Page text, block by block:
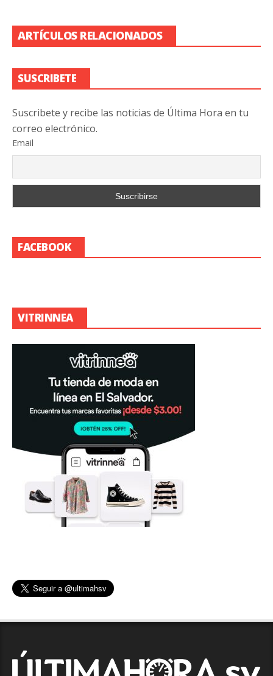
ARTÍCULOS RELACIONADOS
SUSCRIBETE
Suscribete y recibe las noticias de Última Hora en tu
correo electrónico.
Email
FACEBOOK
VITRINNEA